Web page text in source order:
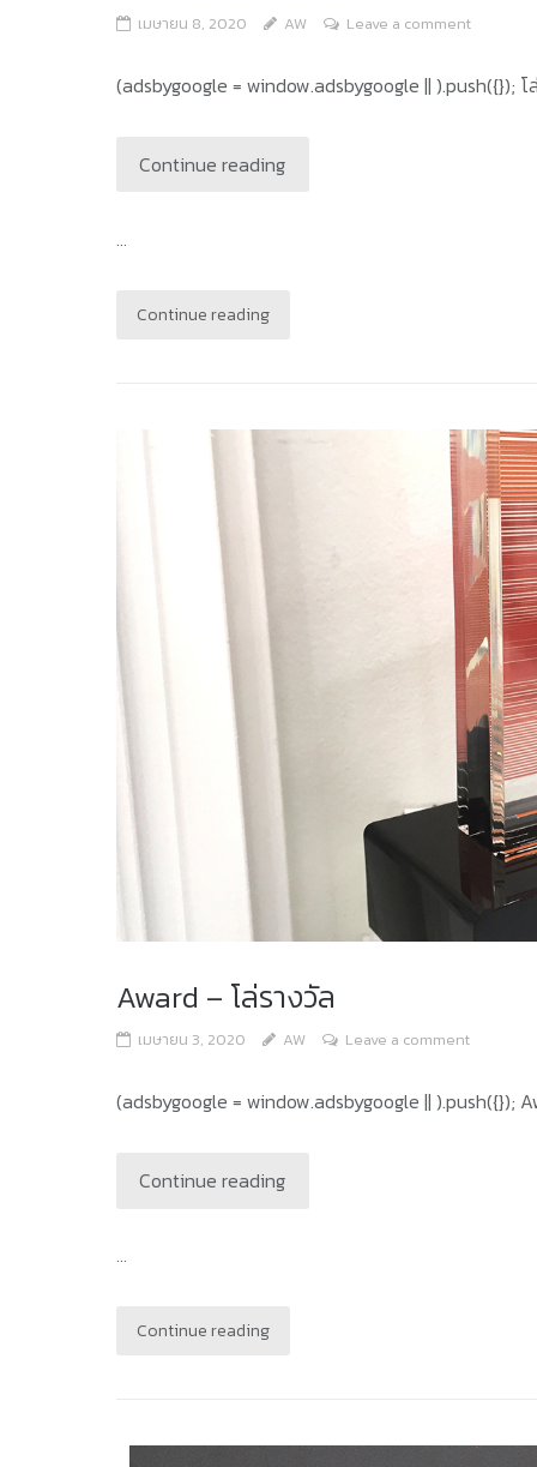
เมษายน 8, 2020 AW Leave a comment
(adsbygoogle = window.adsbygoogle || ).push({}); โ
Continue reading
...
Continue reading
Award – โล่รางวัล
เมษายน 3, 2020 AW Leave a comment
(adsbygoogle = window.adsbygoogle || ).push({});
Continue reading
...
Continue reading